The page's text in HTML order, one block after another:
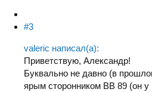
#3
valeric написал(а):
Приветствую, Александр!
Буквально не давно (в
ярым сторонником ВВ 89 (он у